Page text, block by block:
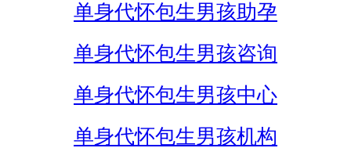
单身代怀包生男孩助孕
单身代怀包生男孩咨询
单身代怀包生男孩中心
单身代怀包生男孩机构